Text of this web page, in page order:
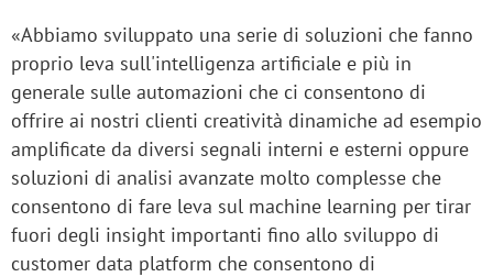
«Abbiamo sviluppato una serie di soluzioni che fanno
proprio leva sull'intelligenza artificiale e più in
generale sulle automazioni che ci consentono di
offrire ai nostri clienti creatività dinamiche ad esempio
amplificate da diversi segnali interni e esterni oppure
soluzioni di analisi avanzate molto complesse che
consentono di fare leva sul machine learning per tirar
fuori degli insight importanti fino allo sviluppo di
customer data platform che consentono di